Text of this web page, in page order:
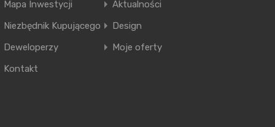
Mapa Inwestycji
Aktualności
Niezbędnik Kupującego
Design
Deweloperzy
Moje oferty
Kontakt